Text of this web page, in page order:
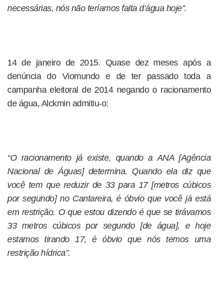
necessárias, nós não teríamos falta d’água hoje”.
14 de janeiro de 2015. Quase dez meses após a
denúncia do Viomundo e de ter passado toda a
campanha eleitoral de 2014 negando o racionamento
de água, Alckmin admitiu-o:
“O racionamento já existe, quando a ANA [Agência
Nacional de Águas] determina. Quando ela diz que
você tem que reduzir de 33 para 17 [metros cúbicos
por segundo] no Cantareira, é óbvio que você já está
em restrição. O que estou dizendo é que se tirávamos
33 metros cúbicos por segundo [de água], e hoje
estamos tirando 17, é óbvio que nós temos uma
restrição hídrica”.